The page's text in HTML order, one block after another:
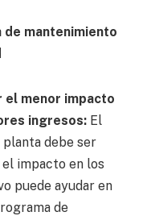
de mantenimiento
el menor impacto
ingresos: El
planta debe ser
impacto en los
puede ayudar en
de